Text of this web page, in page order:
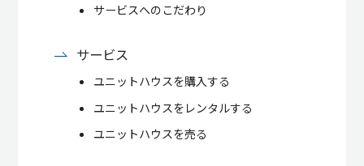
サービスへのこだわり
サービス
ユニットハウスを購入する
ユニットハウスをレンタルする
ユニットハウスを売る